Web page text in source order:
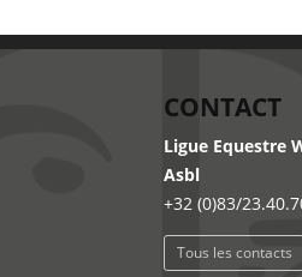
CONTACT
Ligue Equestre
Asbl
+32 (0)83/
Tous les contacts